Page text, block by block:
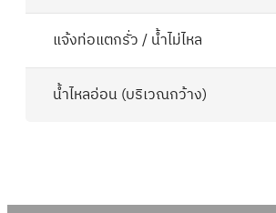
แจ้งท่อแตกรั่ว / น้ำไม่ไหล
น้ำไหลอ่อน (บริเวณกว้าง)